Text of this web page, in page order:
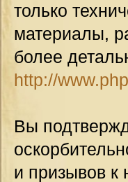
только
материалы,
более
http://
Вы
и призывов к